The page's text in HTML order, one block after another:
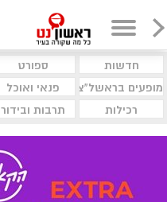
חדשות ספורט
מופעים בראשל"צ
פנאי ואוכל
רכילות
תרבות ובידור